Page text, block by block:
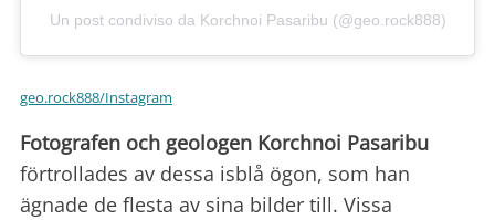
Un post condiviso da Korchnoi Pasaribu (@geo.rock888)
geo.rock888/Instagram
Fotografen och geologen Korchnoi Pasaribu
förtrollades av dessa isblå ögon, som han
ägnade de flesta av sina bilder till. Vissa